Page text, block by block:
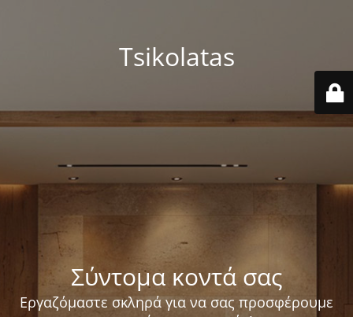
Tsikolatas
Σύντομα κοντά σας
Εργαζόμαστε σκληρά για να σας προσφέρουμε